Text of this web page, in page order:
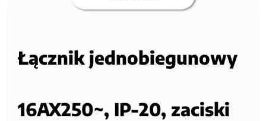
Łącznik jednobiegunowy
16AX250~, IP-20, zaciski